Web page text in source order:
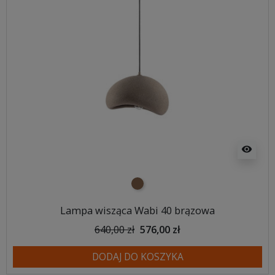
visibility
brązowy
Lampa wisząca Wabi 40 brązowa
640,00 zł 576,00 zł
DODAJ DO KOSZYKA